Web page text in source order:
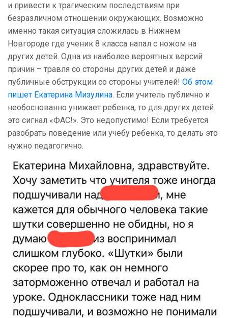
и привести к трагическим последствиям при
безразличном отношении окружающих. Возможно
именно такая ситуация сложилась в Нижнем
Новгороде где ученик 8 класса напал с ножом на
других детей. Одна из наиболее вероятных версий
причин – травля со стороны других детей и даже
публичные обструкции со стороны учителей! Об этом
пишет Екатерина Мизулина. Если учитель публично и
необоснованно унижает ребенка, то для других детей
это сигнал «ФАС!». Это недопустимо! Если требуется
разобрать поведение или учебу ребенка, то делать это
нужно педагогично.